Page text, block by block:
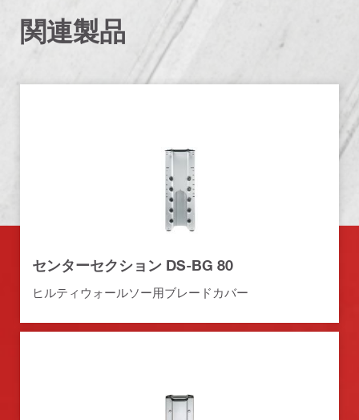
関連製品
センターセクション DS-BG 80
ヒルティウォールソー用ブレードカバー